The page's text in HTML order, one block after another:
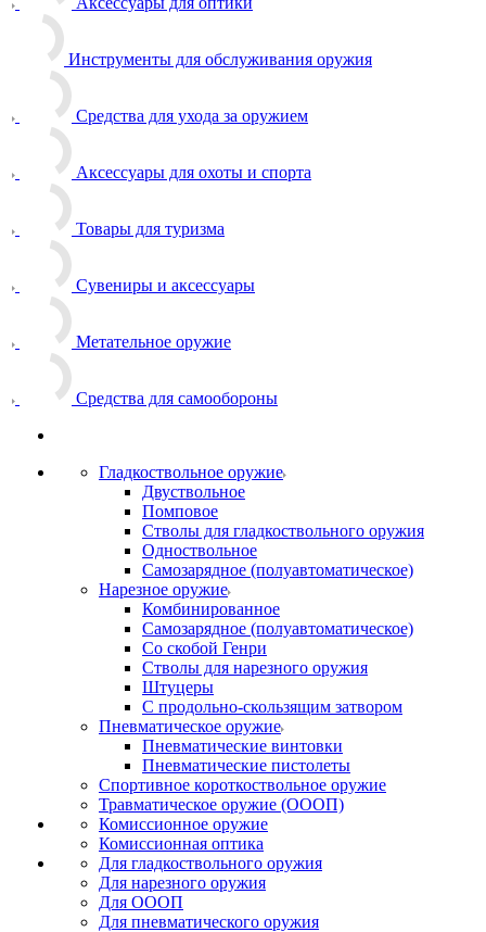
Инструменты для обслуживания оружия
Средства для ухода за оружием
Аксессуары для охоты и спорта
Товары для туризма
Сувениры и аксессуары
Метательное оружие
Средства для самообороны
Гладкоствольное оружие
Двуствольное
Помповое
Стволы для гладкоствольного оружия
Одноствольное
Самозарядное (полуавтоматическое)
Нарезное оружие
Комбинированное
Самозарядное (полуавтоматическое)
Со скобой Генри
Стволы для нарезного оружия
Штуцеры
С продольно-скользящим затвором
Пневматическое оружие
Пневматические винтовки
Пневматические пистолеты
Спортивное короткоствольное оружие
Травматическое оружие (ОООП)
Комиссионное оружие
Комиссионная оптика
Для гладкоствольного оружия
Для нарезного оружия
Для ОООП
Для пневматического оружия